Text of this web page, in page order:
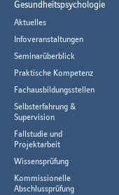
Gesundheitspsychologie
Aktuelles
Infoveranstaltungen
Seminarüberblick
Praktische Kompetenz
Fachausbildungsstellen
Selbsterfahrung &
Supervision
Fallstudie und
Projektarbeit
Wissensprüfung
Kommissionelle
Abschlussprüfung